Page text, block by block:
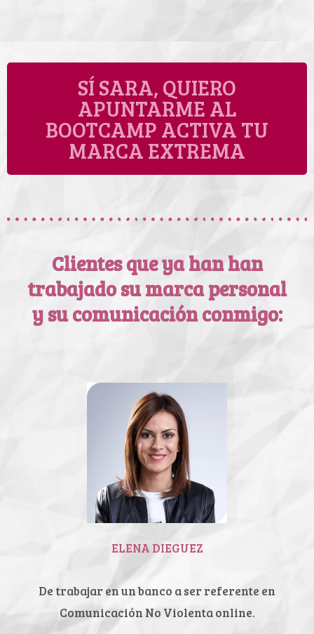
SÍ SARA, QUIERO
APUNTARME AL
BOOTCAMP ACTIVA TU
MARCA EXTREMA
Clientes que ya han han
trabajado su marca personal
y su comunicación conmigo:
ELENA DIEGUEZ
De trabajar en un banco a ser referente en
Comunicación No Violenta online.